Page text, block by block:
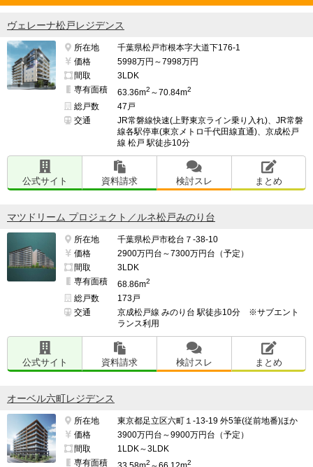
・戸建住宅の横道入るとちょっと暗いエリアがありま
す。
━━━━━━━━━━━━━━━━━━━
管理面で良い点、残念な点
━━━━━━━━━━━━━━━━━━━
・通勤管理ですが、現時点見るとゴミ捨て場や廊下、ロ
ビーなどの清掃や整理はしっかりしています
・24時間ゴミ出すこと出来ること
・ゴミ捨て場入ると、自宅のカギ持ってないと出られな
いこと、入居初期や引き渡し説明する際明記されてない
━━━━━━━━━━━━━━━━━━━
このマンションの最も良い点
━━━━━━━━━━━━━━━━━━━
近所の子育て施設や学校なども充実なので、DINKS世帯
だけでなく子持ち世帯も住みやすい。
ヴェレーナ松戸レジデンス
所在地
千葉県松戸市根本字大道下176-1
価格
5998万円～7998万円
間取
3LDK
専有面積
63.36m2 ～70.84m2
総戸数
47戸
交通
JR常磐線快速(上野東京ライン乗り入れ)、JR常磐
線各駅停車(東京メトロ千代田線直通)、京成松戸
線 松戸 駅徒歩10分
公式サイト 資料請求 検討スレ まとめ
マツドリーム プロジェクト／ルネ松戸みのり台
所在地
千葉県松戸市稔台７-38-10
価格
2900万円台～7300万円台（予定）
間取
3LDK
専有面積
68.86m2
総戸数
173戸
交通
京成松戸線 みのり台 駅徒歩10分 ※サブエント
ランス利用
公式サイト 資料請求 検討スレ まとめ
オーベル六町レジデンス
所在地
東京都足立区六町１-13-19 外5筆(従前地番)ほか
価格
3900万円台～9900万円台（予定）
間取
1LDK～3LDK
専有面積
2 2